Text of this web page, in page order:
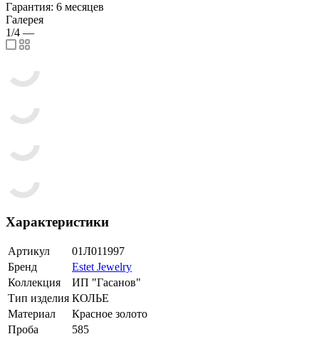
Гарантия: 6 месяцев
Галерея
1/4 —
Характеристики
Артикул
01Л011997
Бренд
Estet Jewelry
Коллекция
ИП "Гасанов"
Тип изделия КОЛЬЕ
Материал
Красное золото
Проба
585